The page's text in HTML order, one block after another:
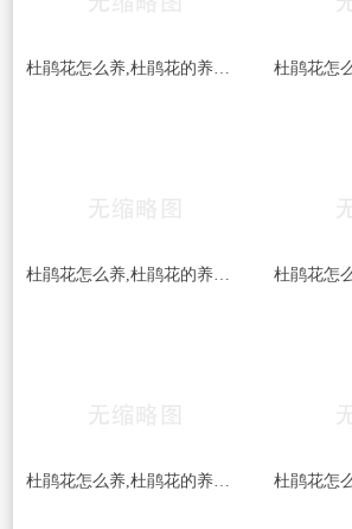
杜鹃花怎么养,杜鹃花的养殖重点是做好花期前后的管理
杜鹃花怎么养,杜鹃花的养殖重点是做好花期前后的管理
杜鹃花怎么养,杜鹃花的养殖重点是做好花期前后的管理